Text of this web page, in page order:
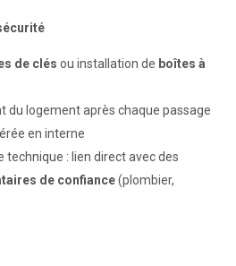
de clés ou installation de boîtes à
du logement après chaque passage
en interne
technique : lien direct avec des
de confiance(plombier,